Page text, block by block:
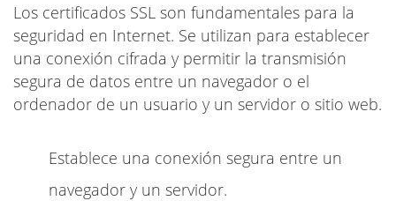
Los certificados SSL son fundamentales para la
seguridad en Internet. Se utilizan para establecer
una conexión cifrada y permitir la transmisión
segura de datos entre un navegador o el
ordenador de un usuario y un servidor o sitio web.
Establece una conexión segura entre un
navegador y un servidor.